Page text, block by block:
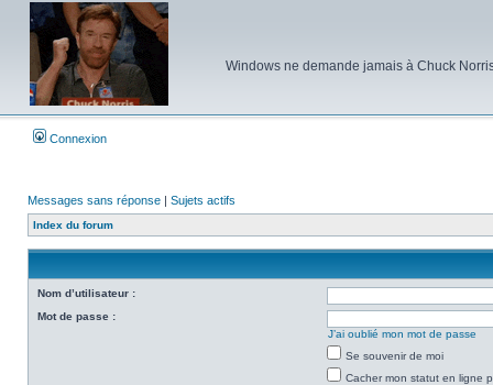
Windows ne demande jamais à Chuck
Connexion
Messages sans réponse | Sujets actifs
Index du forum
Nom d’utilisateur :
Mot de passe :
J’ai oublié mon mot de passe
Se souvenir de moi
Cacher mon statut en ligne